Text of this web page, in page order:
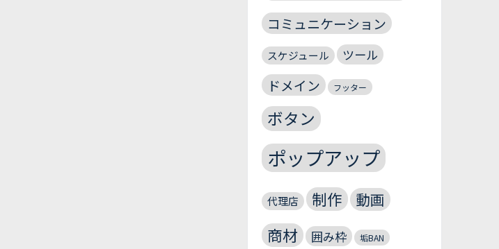
コミュニケーション
スケジュール ツール
ドメイン フッター
ボタン
ポップアップ
代理店 制作 動画
商材 囲み枠 垢BAN